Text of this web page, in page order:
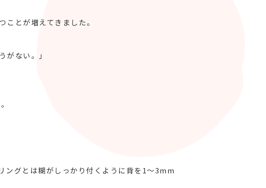
とが増えてきました。
ない。」
ングとは糊がしっかり付くように背を1～3mm